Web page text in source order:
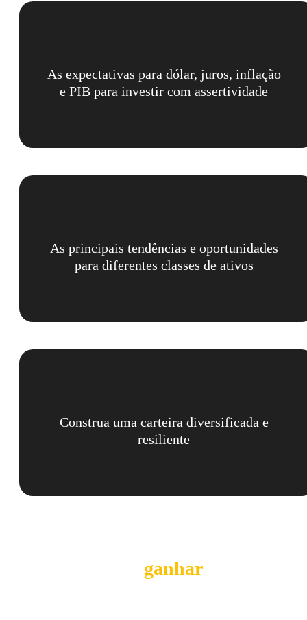
ganharao acessar:
As expectativas para dólar, juros, inflação
e PIB para investir com assertividade
As principais tendências e oportunidades
para diferentes classes de ativos
Construa uma carteira diversificada e
resiliente